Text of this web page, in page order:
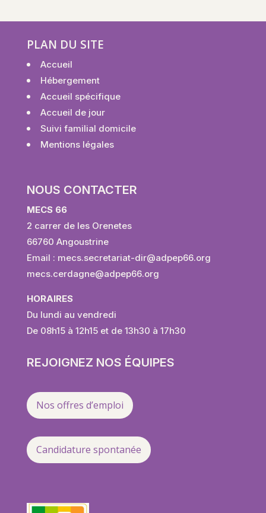
PLAN DU SITE
Accueil
Hébergement
Accueil spécifique
Accueil de jour
Suivi familial domicile
Mentions légales
NOUS CONTACTER
MECS 66
2 carrer de les Orenetes
66760 Angoustrine
Email : mecs.secretariat-dir@adpep66.org
mecs.cerdagne@adpep66.org
HORAIRES
Du lundi au vendredi
De 08h15 à 12h15 et de 13h30 à 17h30
REJOIGNEZ NOS ÉQUIPES
Nos offres d’emploi
Candidature spontanée